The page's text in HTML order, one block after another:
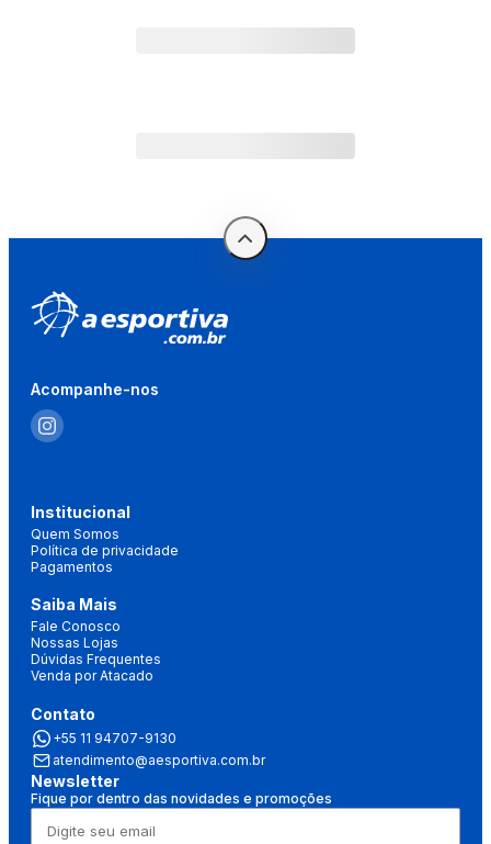
Acompanhe-nos
Institucional
Quem Somos
Política de privacidade
Pagamentos
Saiba Mais
Fale Conosco
Nossas Lojas
Dúvidas Frequentes
Venda por Atacado
Contato
+55 11 94707-9130
atendimento@aesportiva.com.br
Newsletter
Fique por dentro das novidades e promoções